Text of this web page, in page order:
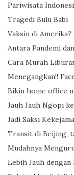
Pariwisata
Tragedi Bulu Babi
Vaksin di Amerika?
Antara Pandemi
Cara Murah
Menegangkan!!
Bikin home office
Jauh Jauh Ngopi
Jadi Saksi
Transit di Beijing,
Mudahnya
Lebih Jauh dengan